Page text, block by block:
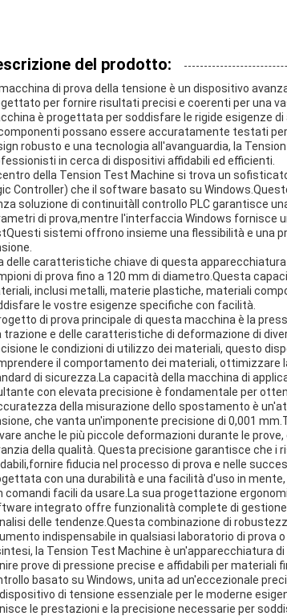
del prodotto:
di prova della tensione è un dispositivo
per fornire risultati precisi e coerenti per una
è progettata per soddisfare le rigide esigenze
possano essere accuratamente testati
robusto e una tecnologia all'avanguardia, la
in cerca di dispositivi affidabili ed efficienti.
della Tension Test Machine si trova un
Controller) che il software basato su
soluzione di continuitàIl controllo PLC garantisce
di prova,mentre l'interfaccia Windows fornisce
sistemi offrono insieme una flessibilità e una
delle caratteristiche chiave di questa
di prova fino a 120 mm di diametro.Questa
inclusi metalli, materie plastiche, materiali
le vostre esigenze specifiche con facilità.
di prova principale di questa macchina è la
trazione e delle caratteristiche di deformazione di
le condizioni di utilizzo dei materiali, questo
il comportamento dei materiali, ottimizzare
di sicurezza.La capacità della macchina di
con elevata precisione è fondamentale per
della misurazione dello spostamento è
che vanta un'imponente precisione di 0,001
anche le più piccole deformazioni durante le
della qualità. Questa precisione garantisce che
fiducia nel processo di prova e nelle
con una durabilità e una facilità d'uso in
comandi facili da usare.La sua progettazione
integrato offre funzionalità complete di
delle tendenze.Questa combinazione di
indispensabile in qualsiasi laboratorio di prova o
la Tension Test Machine è un'apparecchiatura
prove di pressione precise e affidabili per materiali
basato su Windows, unita ad un'eccezionale
di tensione essenziale per le moderne
le prestazioni e la precisione necessarie per